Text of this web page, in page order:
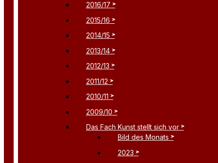
2016/17
2015/16
2014/15
2013/14
2012/13
2011/12
2010/11
2009/10
Das Fach Kunst stellt sich vor
Bild des Monats
2023